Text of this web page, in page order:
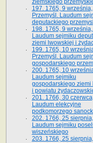
ziemskiego
197. 1765, 9 września,
Przemyśl. Laudum
deputackiego
198. 1765, 9
Laudum sejmiku
ziemi lwowskiej i
199. 1765, 10
Przemyśl. Laudum
gospodarskiego
200. 1765, 10
Laudum sejmiku
gospodarskiego ziemi
i powiatu
201. 1766, 30
Laudum elekcyjne
podkomorzego
202. 1766, 25
Laudum sejmiku
wiszeńskiego
203. 1766, 25